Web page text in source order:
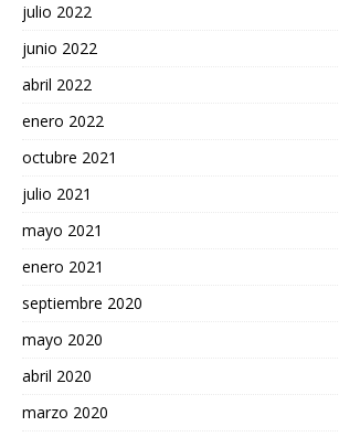
julio 2022
junio 2022
abril 2022
enero 2022
octubre 2021
julio 2021
mayo 2021
enero 2021
septiembre 2020
mayo 2020
abril 2020
marzo 2020